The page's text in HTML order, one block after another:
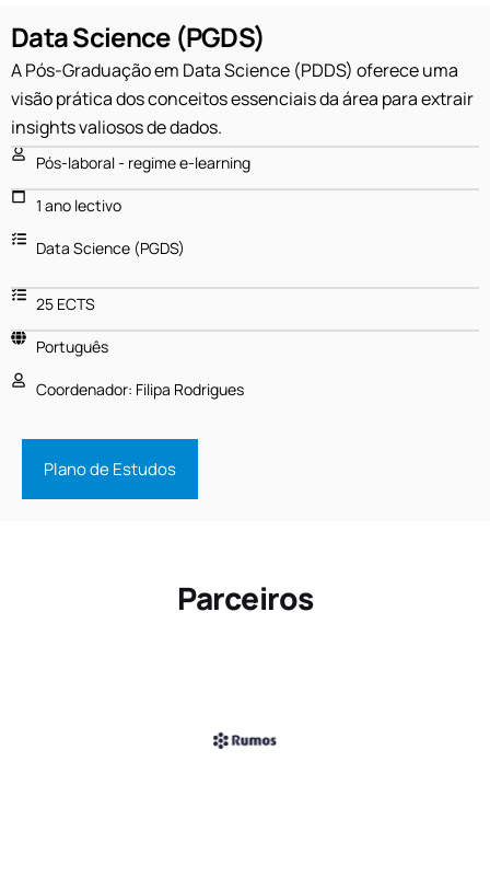
Data Science (PGDS)
A Pós-Graduação em Data Science (PDDS) oferece uma
visão prática dos conceitos essenciais da área para extrair
insights valiosos de dados.
Pós-laboral - regime e-learning
1 ano lectivo
Data Science (PGDS)
25 ECTS
Português
Coordenador: Filipa Rodrigues
Plano de Estudos
Parceiros